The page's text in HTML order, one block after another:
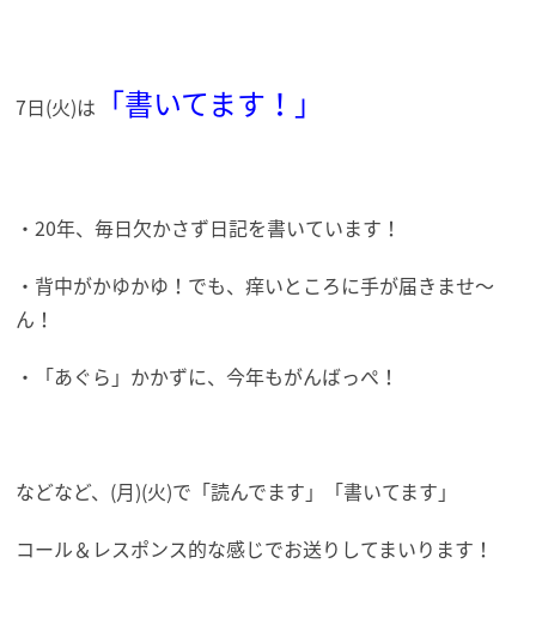
7日(火)は 「書いてます！」
・20年、毎日欠かさず日記を書いています！
・背中がかゆかゆ！でも、痒いところに手が届きませ～
ん！
・「あぐら」かかずに、今年もがんばっぺ！
などなど、(月)(火)で「読んでます」「書いてます」
コール＆レスポンス的な感じでお送りしてまいります！